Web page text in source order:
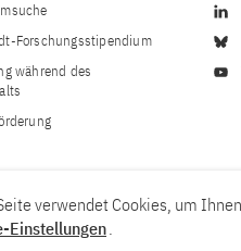
Forschungsstipendium
während des
verwendet Cookies, um
Einstellungen.